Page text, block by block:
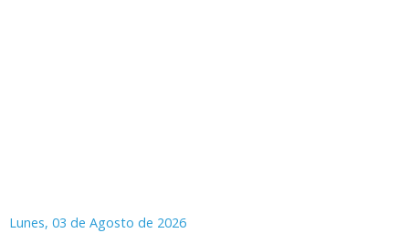
Lunes, 03 de Agosto de 2026